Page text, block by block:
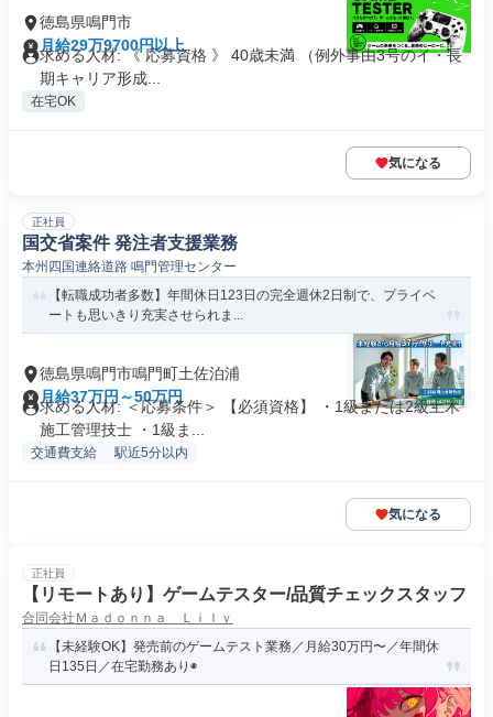
徳島県鳴門市
月給29万9700円以上
求める人材: 《 応募資格 》 40歳未満 （例外事由3号のイ・長
期キャリア形成...
在宅OK
気になる
正社員
国交省案件 発注者支援業務
本州四国連絡道路 鳴門管理センター
【転職成功者多数】年間休日123日の完全週休2日制で、プライベ
ートも思いきり充実させられま...
徳島県鳴門市鳴門町土佐泊浦
月給37万円～50万円
求める人材: ＜応募条件＞ 【必須資格】 ・1級または2級土木
施工管理技士 ・1級ま...
交通費支給 駅近5分以内
気になる
正社員
【リモートあり】ゲームテスター/品質チェックスタッフ
合同会社Ｍａｄｏｎｎａ Ｌｉｌｙ
【未経験OK】発売前のゲームテスト業務／月給30万円〜／年間休
日135日／在宅勤務あり◉